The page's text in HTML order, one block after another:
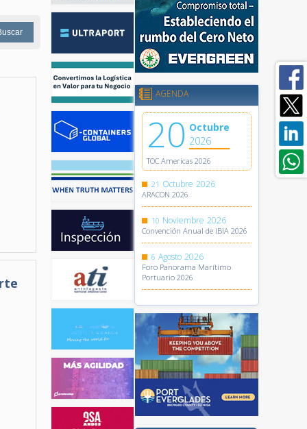
AGENDA
20 Octubre
2026
TOC Americas 2026
21 Octubre 2026
ARACON 2026
10 Noviembre 2026
Convención Anual de IBIA 2026
6 Agosto 2026
Foro Panorama Marítimo
Portuario 2026